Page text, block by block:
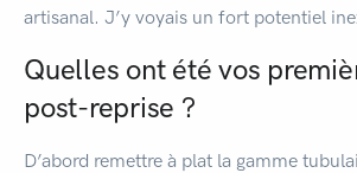
artisanal. J’y voyais un fort potentiel
Quelles ont été vos
post-reprise ?
D’abord remettre à plat la gamme